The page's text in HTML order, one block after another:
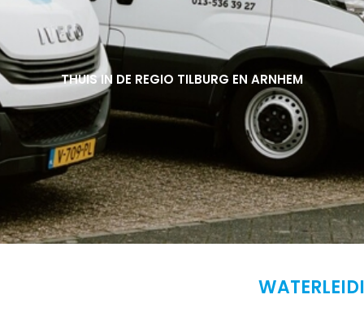
THUIS IN DE REGIO TILBURG EN ARNHEM
THUIS IN DE REGIO TILBURG EN ARNHEM
THUIS IN DE REGIO TILBURG EN ARNHEM